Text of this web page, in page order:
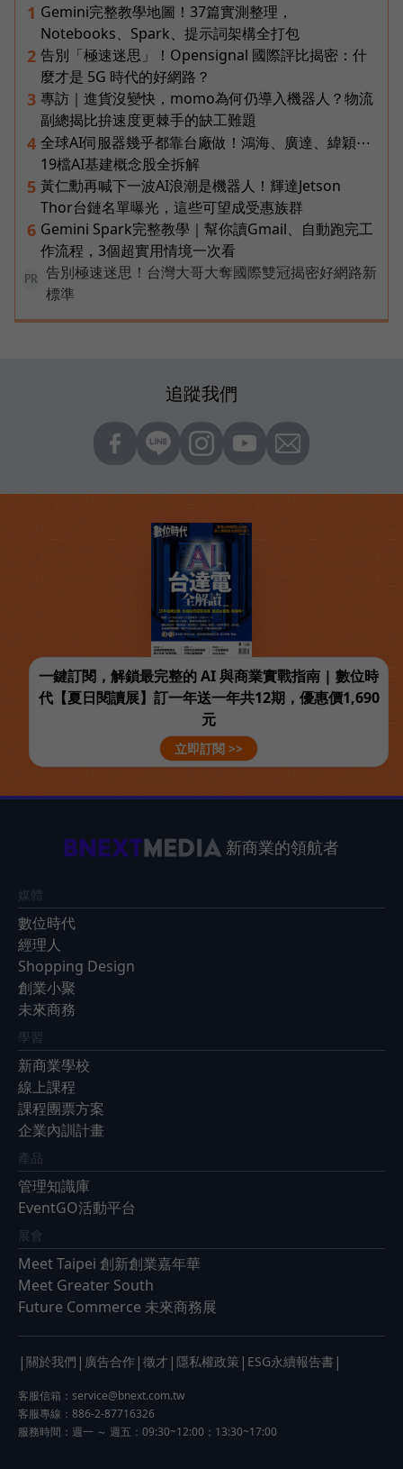
1 Gemini完整教學地圖！37篇實測整理，
Notebooks、Spark、提示詞架構全打包
2 告別「極速迷思」！Opensignal 國際評比揭密：什
麼才是 5G 時代的好網路？
3 專訪｜進貨沒變快，momo為何仍導入機器人？物流
副總揭比拚速度更棘手的缺工難題
4 全球AI伺服器幾乎都靠台廠做！鴻海、廣達、緯穎⋯
19檔AI基建概念股全拆解
5 黃仁勳再喊下一波AI浪潮是機器人！輝達Jetson
Thor台鏈名單曝光，這些可望成受惠族群
6 Gemini Spark完整教學｜幫你讀Gmail、自動跑完工
作流程，3個超實用情境一次看
PR
告別極速迷思！台灣大哥大奪國際雙冠揭密好網路新
標準
追蹤我們
一鍵訂閱，解鎖最完整的 AI 與商業實戰指南 | 數位時
代【夏日閱讀展】訂一年送一年共12期，優惠價1,690
元
立即訂閱 >>
新商業的領航者
媒體
數位時代
經理人
Shopping Design
創業小聚
未來商務
學習
新商業學校
線上課程
課程團票方案
企業內訓計畫
產品
管理知識庫
EventGO活動平台
展會
Meet Taipei 創新創業嘉年華
Meet Greater South
Future Commerce 未來商務展
| 關於我們 | 廣告合作 | 徵才 | 隱私權政策 | ESG永續報告書 |
客服信箱： service@bnext.com.tw
客服專線：886-2-87716326
服務時間：週一 ～ 週五：09:30~12:00；13:30~17:00